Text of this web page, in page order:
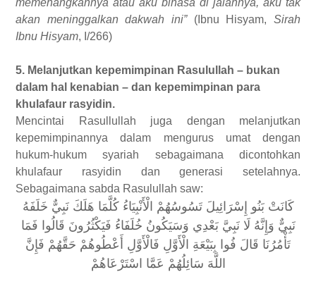
memenangkannya atau aku binasa di jalannya, aku tak
akan meninggalkan dakwah ini”(Ibnu Hisyam, Sirah
Ibnu Hisyam, I/266)
5. Melanjutkan kepemimpinan Rasulullah – bukan
dalam hal kenabian – dan kepemimpinan para
khulafaur rasyidin.
Mencintai Rasullullah juga dengan melanjutkan
kepemimpinannya dalam mengurus umat dengan
hukum-hukum syariah sebagaimana dicontohkan
khulafaur rasyidin dan generasi setelahnya.
Sebagaimana sabda Rasulullah saw:
كَانَتْ بَنُو إِسْرَائِيلَ تَسُوسُهُمْ الْأَنْبِيَاءُ كُلَّمَا هَلَكَ نَبِيٌّ خَلَفَهُ
نَبِيٌّ وَإِنَّهُ لَا نَبِيَّ بَعْدِي وَسَيَكُونُ خُلَفَاءُ فَيَكْثُرُونَ قَالُوا فَمَا
تَأْمُرُنَا قَالَ فُوا بِبَيْعَةِ الْأَوَّلِ فَالْأَوَّلِ أَعْطُوهُمْ حَقَّهُمْ فَإِنَّ
اللَّهَ سَائِلُهُمْ عَمَّا اسْتَرْعَاهُمْ